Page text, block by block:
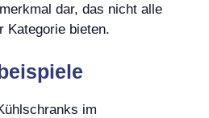
dar, das nicht alle
Kategorie bieten.
im